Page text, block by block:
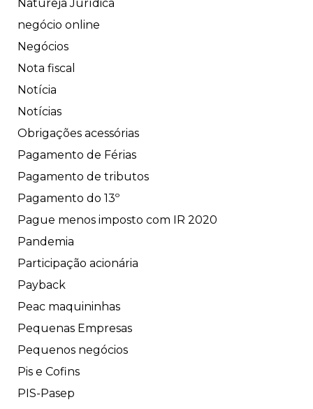
Natureja Jurídica
negócio online
Negócios
Nota fiscal
Notícia
Notícias
Obrigações acessórias
Pagamento de Férias
Pagamento de tributos
Pagamento do 13º
Pague menos imposto com IR 2020
Pandemia
Participação acionária
Payback
Peac maquininhas
Pequenas Empresas
Pequenos negócios
Pis e Cofins
PIS-Pasep